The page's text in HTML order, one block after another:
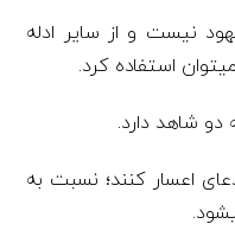
نیست و از سایر ادله
استفاده کرد.
دو شاهد دارد.
اعسار کنند؛ نسبت به